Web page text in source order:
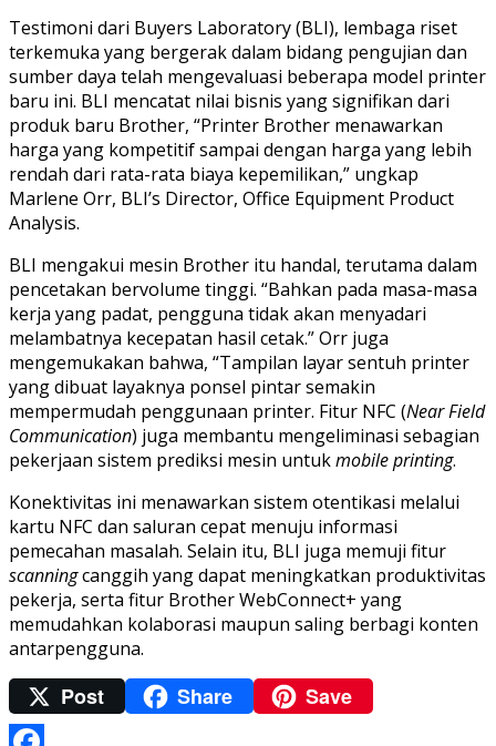
Testimoni dari Buyers Laboratory (BLI), lembaga riset
terkemuka yang bergerak dalam bidang pengujian dan
sumber daya telah mengevaluasi beberapa model printer
baru ini. BLI mencatat nilai bisnis yang signifikan dari
produk baru Brother, “Printer Brother menawarkan
harga yang kompetitif sampai dengan harga yang lebih
rendah dari rata-rata biaya kepemilikan,” ungkap
Marlene Orr, BLI’s Director, Office Equipment Product
Analysis.
BLI mengakui mesin Brother itu handal, terutama dalam
pencetakan bervolume tinggi. “Bahkan pada masa-masa
kerja yang padat, pengguna tidak akan menyadari
melambatnya kecepatan hasil cetak.” Orr juga
mengemukakan bahwa, “Tampilan layar sentuh printer
yang dibuat layaknya ponsel pintar semakin
mempermudah penggunaan printer. Fitur NFC (Near Field
Communication) juga membantu mengeliminasi sebagian
pekerjaan sistem prediksi mesin untukmobile printing.
Konektivitas ini menawarkan sistem otentikasi melalui
kartu NFC dan saluran cepat menuju informasi
pemecahan masalah. Selain itu, BLI juga memuji fitur
scanningcanggih yang dapat meningkatkan produktivitas
pekerja, serta fitur Brother WebConnect+ yang
memudahkan kolaborasi maupun saling berbagi konten
antarpengguna.
Post Share Save